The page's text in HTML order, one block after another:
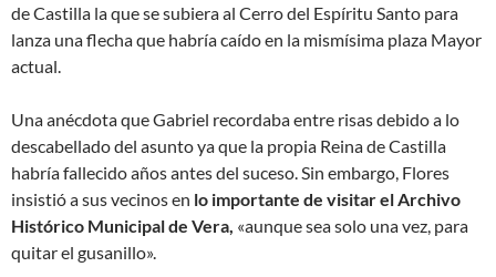
de Castilla la que se subiera al Cerro del Espíritu Santo para
lanza una flecha que habría caído en la mismísima plaza Mayor
actual.
Una anécdota que Gabriel recordaba entre risas debido a lo
descabellado del asunto ya que la propia Reina de Castilla
habría fallecido años antes del suceso. Sin embargo, Flores
insistió a sus vecinosen lo importante de visitar el Archivo
Histórico Municipal de Vera, «aunque sea solo una vez, para
quitar el gusanillo».